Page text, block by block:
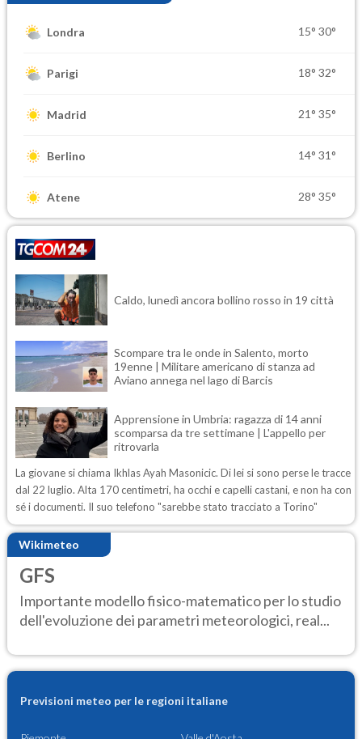
Londra 15° 30°
Parigi 18° 32°
Madrid 21° 35°
Berlino 14° 31°
Atene 28° 35°
Caldo, lunedì ancora bollino rosso in 19 città
Scompare tra le onde in Salento, morto
19enne | Militare americano di stanza ad
Aviano annega nel lago di Barcis
Apprensione in Umbria: ragazza di 14 anni
scomparsa da tre settimane | L'appello per
ritrovarla
La giovane si chiama Ikhlas Ayah Masonicic. Di lei si sono perse le tracce
dal 22 luglio. Alta 170 centimetri, ha occhi e capelli castani, e non ha con
sé i documenti. Il suo telefono "sarebbe stato tracciato a Torino"
Wikimeteo
GFS
Importante modello fisico-matematico per lo studio
dell'evoluzione dei parametri meteorologici, real...
Previsioni meteo per le regioni italiane